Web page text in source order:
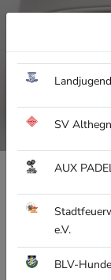
SV
AUX
e.V.
BLV-